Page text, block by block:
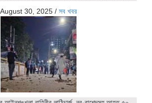
August 30, 2025 / সব খবর